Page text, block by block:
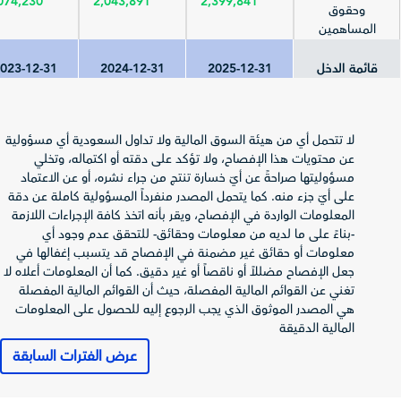
وحقوق
المساهمين
قائمة الدخل 2025-12-31
2024-12-31
12-31
العمليات)
صافي الربح
(الخسارة) قبل
الزكاة والضريبة
272,500
193,655
الزكاة وضريبة
الدخل
-6,274
-8,435
صافي الربح
(الخسارة) العائد
لمساهمي
المصدر
266,227
185,219
182,046
لا تتحمل أي من هيئة السوق المالية ولا تداول السعودية أي مسؤولية
عن محتويات هذا الإفصاح، ولا تؤكد على دقته أو اكتماله، وتخلي
مسؤوليتها صراحةً عن أيّ خسارة تنتج من جراء نشره، أو عن الاعتماد
على أيّ جزء منه. كما يتحمل المصدر منفرداً المسؤولية كاملة عن دقة
المعلومات الواردة في الإفصاح، ويقر بأنه اتخذ كافة الإجراءات اللازمة
-بناءً على ما لديه من معلومات وحقائق- للتحقق عدم وجود أي
معلومات أو حقائق غير مضمنة في الإفصاح قد يتسبب إغفالها في
جعل الإفصاح مضللاً أو ناقصاً أو غير دقيق. كما أن المعلومات أعلاه لا
تغني عن القوائم المالية المفصلة، حيث أن القوائم المالية المفصلة
هي المصدر الموثوق الذي يجب الرجوع إليه للحصول على المعلومات
المالية الدقيقة
عرض الفترات السابقة